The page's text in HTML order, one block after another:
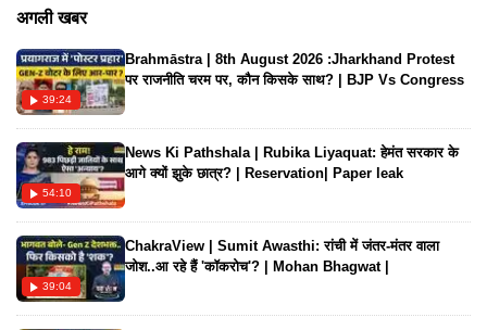
दौरान दिलजीत दोसांझ पुष्पा का डायलॉग बोलते हुए भी नजर आए। सिंगर ने
उनका ये वीडियो सोशल मीडिया पर वायरल हो रहा है।
अगली खबर
39:24
Brahmāstra | 8th August 2026 :Jharkhand Protest
पर राजनीति चरम पर, कौन किसके साथ? | BJP Vs Congress
54:10
News Ki Pathshala | Rubika Liyaquat: हेमंत सरकार के
आगे क्यों झुके छात्र? | Reservation| Paper leak
39:04
ChakraView | Sumit Awasthi: रांची में जंतर-मंतर वाला
जोश..आ रहे हैं 'कॉकरोच'? | Mohan Bhagwat |